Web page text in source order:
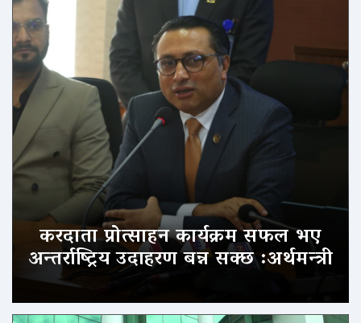
करदाता प्रोत्साहन कार्यक्रम सफल भए
अन्तर्राष्ट्रिय उदाहरण बन्न सक्छ :अर्थमन्त्री